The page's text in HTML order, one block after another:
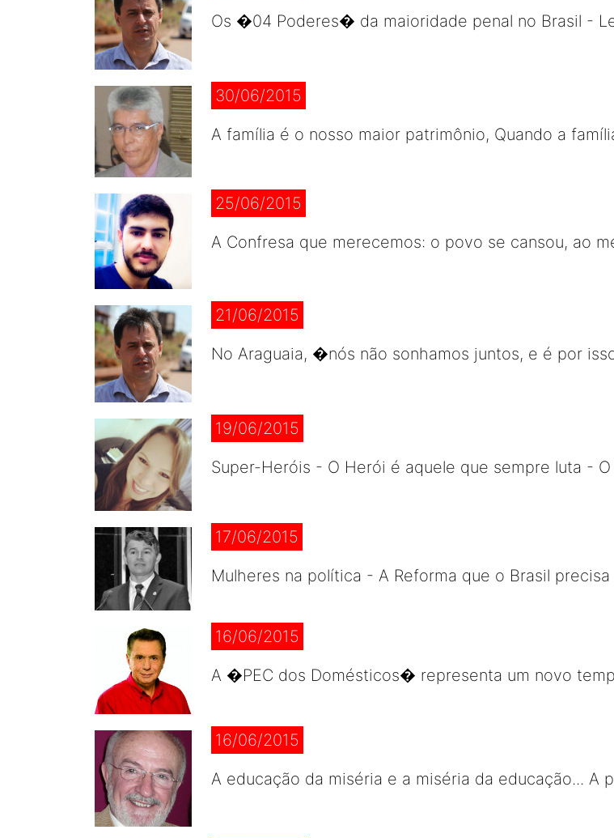
Os �04 Poderes� da maioridade penal no Brasil -
30/06/2015
A família é o nosso maior patrimônio, Quando a
25/06/2015
A Confresa que merecemos: o povo se cansou, ao
21/06/2015
No Araguaia, �nós não sonhamos juntos, e é por
19/06/2015
Super-Heróis - O Herói é aquele que sempre luta -
17/06/2015
Mulheres na política - A Reforma que o Brasil
16/06/2015
A �PEC dos Domésticos� representa um novo
16/06/2015
A educação da miséria e a miséria da educação... A